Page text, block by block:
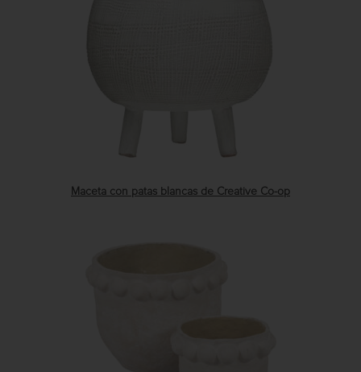
Maceta con patas blancas de Creative Co-op